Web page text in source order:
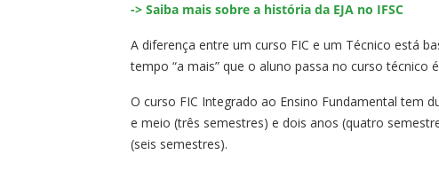
-> Saiba mais sobre a história da EJA no IFSC
A diferença entre um curso FIC e um Técnico está
tempo “a mais” que o aluno passa no curso
O curso FIC Integrado ao Ensino Fundamental tem
e meio (três semestres) e dois anos (quatro
(seis semestres).